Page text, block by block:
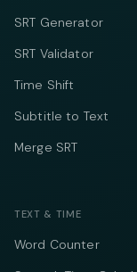
SRT Generator
SRT Validator
Time Shift
Subtitle to Text
Merge SRT
TEXT & TIME
Word Counter